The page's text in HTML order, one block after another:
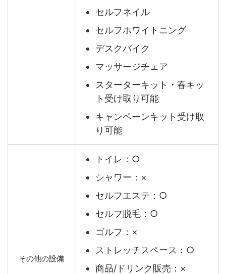
セルフネイル
セルフホワイトニング
デスクバイク
マッサージチェア
スターターキット・春キッ
ト受け取り可能
キャンペーンキット受け取
り可能
その他の設備
トイレ：○
シャワー：×
セルフエステ：○
セルフ脱毛：○
ゴルフ：×
ストレッチスペース：○
商品/ドリンク販売：×